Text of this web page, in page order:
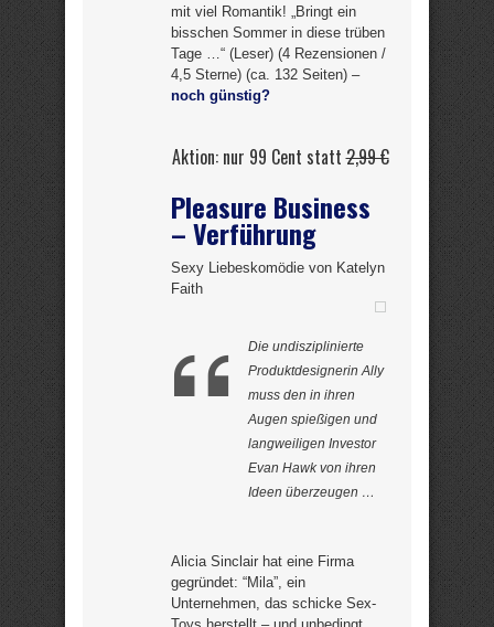
mit viel Romantik! „Bringt ein
bisschen Sommer in diese trüben
Tage …“ (Leser) (4 Rezensionen /
4,5 Sterne) (ca. 132 Seiten) –
noch günstig?
Aktion: nur 99 Cent statt2,99 €
Pleasure Business
– Verführung
Sexy Liebeskomödie von Katelyn
Faith
Die undisziplinierte
Produktdesignerin Ally
muss den in ihren
Augen spießigen und
langweiligen Investor
Evan Hawk von ihren
Ideen überzeugen …
Alicia Sinclair hat eine Firma
gegründet: “Mila”, ein
Unternehmen, das schicke Sex-